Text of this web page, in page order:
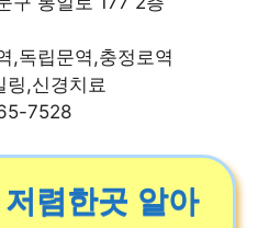
,독립문역,충정로역
링,신경치료
7528
렴한곳 알아